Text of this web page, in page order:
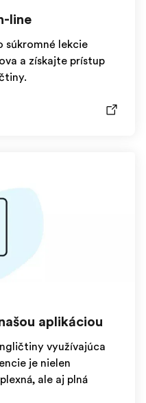
line
súkromné lekcie
a získajte prístup
aplikáciou
využívajúca
je nielen
ale aj plná